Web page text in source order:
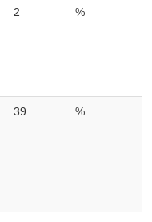
2 %
39 %